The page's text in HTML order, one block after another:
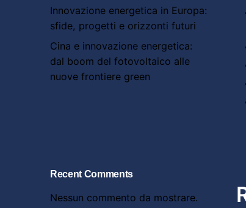
Innovazione energetica in Europa:
sfide, progetti e orizzonti futuri
Cina e innovazione energetica:
dal boom del fotovoltaico alle
nuove frontiere green
Recent Comments
Nessun commento da mostrare.